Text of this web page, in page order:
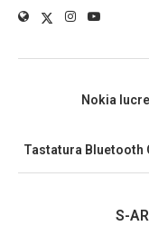
Nokia
Tastatura Bluetooth
S-